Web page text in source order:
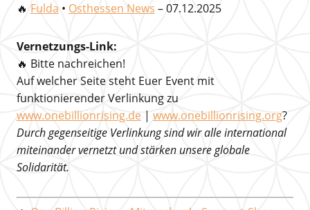
🔥 Fulda • Osthessen News – 07.12.2025
Vernetzungs-Link:
🔥 Bitte nachreichen!
Auf welcher Seite steht Euer Event mit
funktionierender Verlinkung zu
www.onebillionrising.de | www.onebillionrising.org?
Durch gegenseitige Verlinkung sind wir alle international
miteinander vernetzt und stärken unsere globale
Solidarität.